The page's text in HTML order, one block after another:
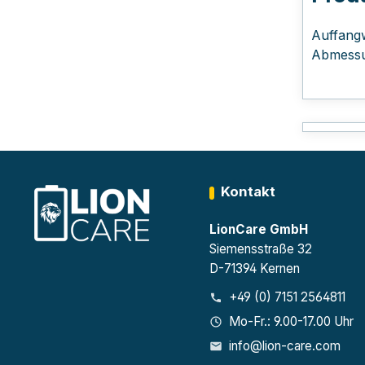
Kontakt
LionCare GmbH
Siemensstraße 32
D-71394 Kernen
+49 (0) 7151 2564811
Mo-Fr.: 9.00-17.00 Uhr
info@lion-care.com